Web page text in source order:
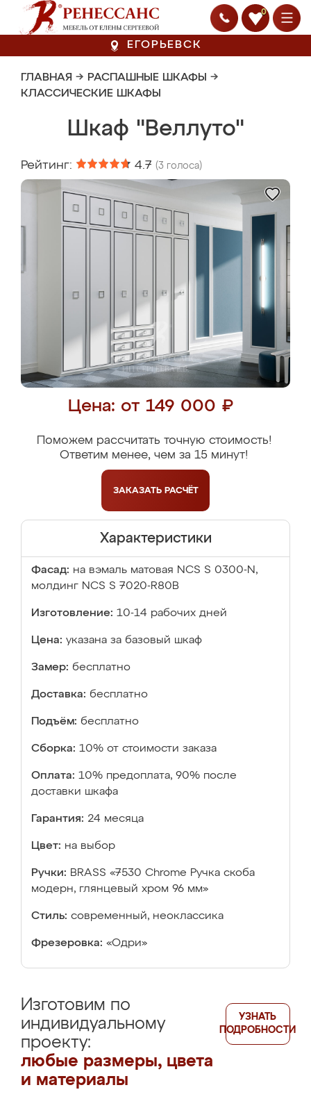
0
ЕГОРЬЕВСК
ГЛАВНАЯ → РАСПАШНЫЕ ШКАФЫ →
КЛАССИЧЕСКИЕ ШКАФЫ
Шкаф "Веллуто"
Рейтинг: 4.7 (3 голоса)
Цена: от 149 000 ₽
Поможем рассчитать точную стоимость!
Ответим менее, чем за 15 минут!
ЗАКАЗАТЬ РАСЧЁТ
Характеристики
Фасад: на вэмаль матовая NCS S 0300-N,
молдинг NCS S 7020-R80B
Изготовление: 10-14 рабочих дней
Цена: указана за базовый шкаф
Замер: бесплатно
Доставка: бесплатно
Подъём: бесплатно
Сборка: 10% от стоимости заказа
Оплата: 10% предоплата, 90% после
доставки шкафа
Гарантия: 24 месяца
Цвет: на выбор
Ручки: BRASS «7530 Chrome Ручка скоба
модерн, глянцевый хром 96 мм»
Стиль: современный, неоклассика
Фрезеровка: «Одри»
Изготовим по
индивидуальному
проекту:
любые размеры, цвета
и материалы
УЗНАТЬ
ПОДРОБНОСТИ